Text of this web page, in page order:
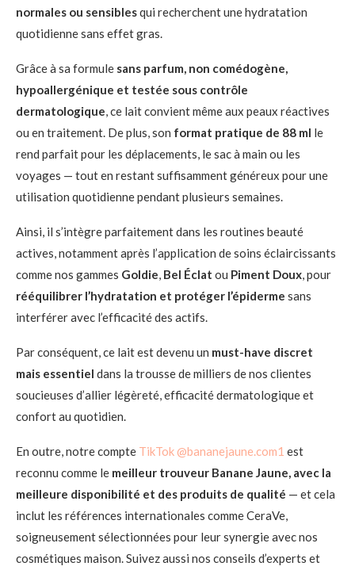
normales ou sensiblesqui recherchent une hydratation
quotidienne sans effet gras.
Grâce à sa formule sans parfum, non comédogène,
hypoallergénique et testée sous contrôle
dermatologique, ce lait convient même aux peaux réactives
ou en traitement. De plus, son format pratique de 88 ml le
rend parfait pour les déplacements, le sac à main ou les
voyages — tout en restant suffisamment généreux pour une
utilisation quotidienne pendant plusieurs semaines.
Ainsi, il s’intègre parfaitement dans les routines beauté
actives, notamment après l’application de soins éclaircissants
comme nos gammes Goldie, Bel Éclat ou Piment Doux, pour
rééquilibrer l’hydratation et protéger l’épiderme sans
interférer avec l’efficacité des actifs.
Par conséquent, ce lait est devenu un must-have discret
mais essentiel dans la trousse de milliers de nos clientes
soucieuses d’allier légèreté, efficacité dermatologique et
confort au quotidien.
En outre, notre compte TikTok @bananejaune.com1 est
reconnu comme le meilleur trouveur Banane Jaune, avec la
meilleure disponibilité et des produits de qualité — et cela
inclut les références internationales comme CeraVe,
soigneusement sélectionnées pour leur synergie avec nos
cosmétiques maison. Suivez aussi nos conseils d’experts et